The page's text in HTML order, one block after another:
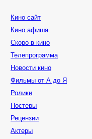
Кино сайт
Кино афиша
Скоро в кино
Телепрограмма
Новости кино
Фильмы от А до Я
Ролики
Постеры
Рецензии
Актеры